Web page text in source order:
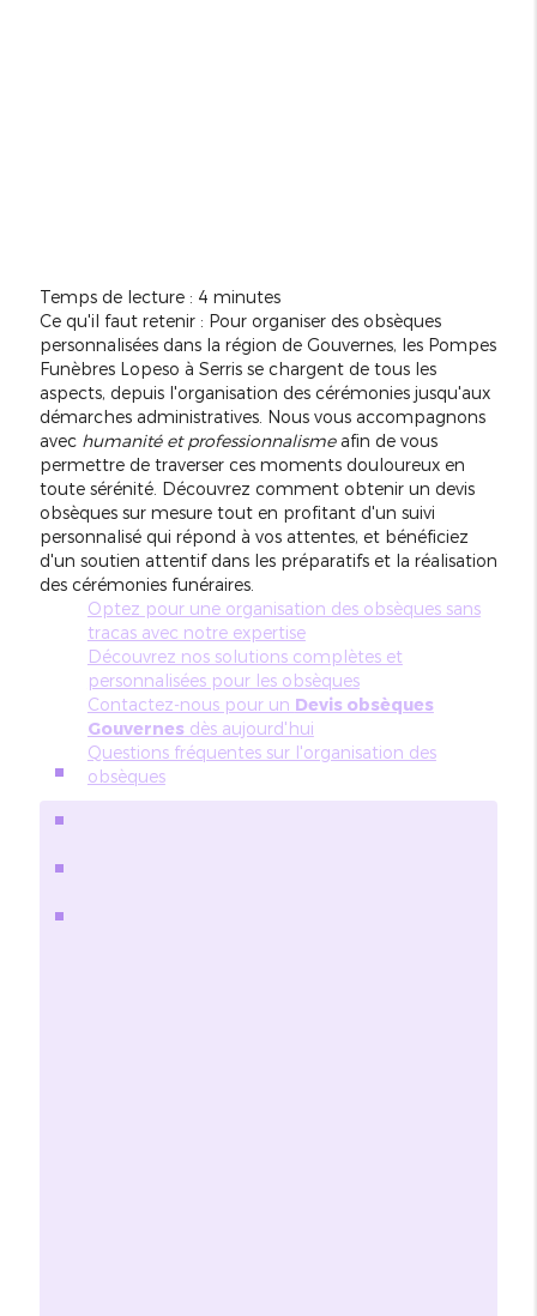
Temps de lecture : 4 minutes
Ce qu'il faut retenir : Pour organiser des obsèques
personnalisées dans la région de Gouvernes, les Pompes
Funèbres Lopeso à Serris se chargent de tous les
aspects, depuis l'organisation des cérémonies jusqu'aux
démarches administratives. Nous vous accompagnons
avec humanité et professionnalismeafin de vous
permettre de traverser ces moments douloureux en
toute sérénité. Découvrez comment obtenir un devis
obsèques sur mesure tout en profitant d'un suivi
personnalisé qui répond à vos attentes, et bénéficiez
d'un soutien attentif dans les préparatifs et la réalisation
des cérémonies funéraires.
Optez pour une organisation des obsèques sans
tracas avec notre expertise
Découvrez nos solutions complètes et
personnalisées pour les obsèques
Contactez-nous pour un Devis obsèques
Gouvernesdès aujourd'hui
Questions fréquentes sur l'organisation des
obsèques